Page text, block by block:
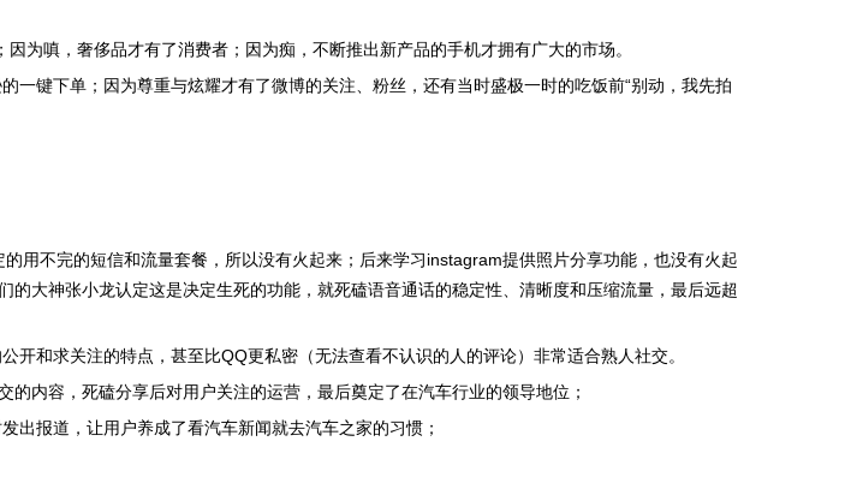
为嗔，奢侈品才有了消费者；因为痴，不断推出新产品的手机才拥有广大的市场。
键下单；因为尊重与炫耀才有了微博的关注、粉丝，还有当时盛极一时的吃饭前“别动，我先拍
用不完的短信和流量套餐，所以没有火起来；后来学习instagram提供照片分享功能，也没有火起
大神张小龙认定这是决定生死的功能，就死磕语音通话的稳定性、清晰度和压缩流量，最后远超
和求关注的特点，甚至比QQ更私密（无法查看不认识的人的评论）非常适合熟人社交。
内容，死磕分享后对用户关注的运营，最后奠定了在汽车行业的领导地位；
出报道，让用户养成了看汽车新闻就去汽车之家的习惯；